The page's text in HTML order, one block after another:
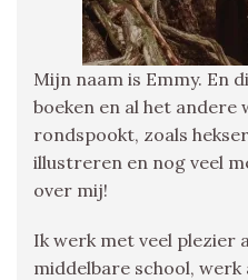
Mijn naam is Emmy. En
boeken en al het andere
rondspookt, zoals
illustreren en nog veel
over mij!
Ik werk met veel plezier
middelbare school,